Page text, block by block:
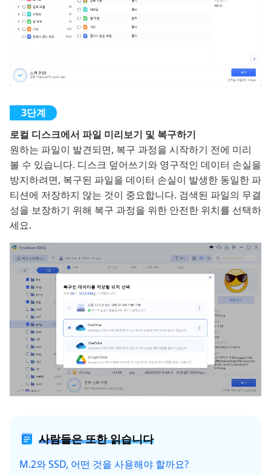
로컬 디스크에서 파일 미리보기 및 복구하기
원하는 파일이 발견되면, 복구 과정을 시작하기 전에 미리
볼 수 있습니다. 디스크 덮어쓰기와 영구적인 데이터 손실을
방지하려면, 복구된 파일을 데이터 손실이 발생한 동일한 파
티션에 저장하지 않는 것이 중요합니다. 검색된 파일의 무결
성을 보장하기 위해 복구 과정을 위한 안전한 위치를 선택하
세요.
사람들은 또한 읽습니다
M.2와 SSD, 어떤 것을 사용해야 할까요?